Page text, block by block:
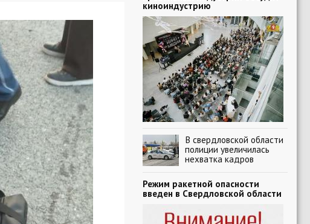
киноиндустрию
В свердловской области
полиции увеличилась
нехватка кадров
Режим ракетной опасности
введен в Свердловской области